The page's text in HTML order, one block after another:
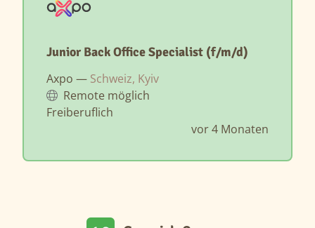
Junior Back Office Specialist (f/m/d)
Axpo — Schweiz, Kyiv
Remote möglich
Freiberuflich
vor 4 Monaten